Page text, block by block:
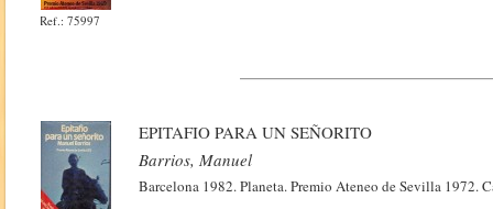
Ref.: 75997
EPITAFIO PARA UN SEÑORITO
Barrios, Manuel
Barcelona 1982. Planeta. Premio Ateneo de Sevilla 1972.